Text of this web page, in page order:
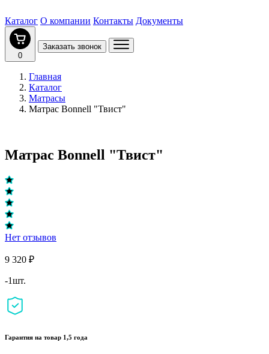
Каталог О компании Контакты Документы
0
Заказать звонок
Главная
Каталог
Матрасы
Матрас Bonnell "Твист"
Матрас Bonnell "Твист"
Нет отзывов
9 320 ₽
-1шт.
Гарантия на товар 1,5 года